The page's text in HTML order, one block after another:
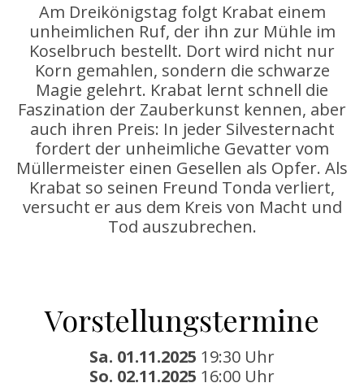
Am Dreikönigstag folgt Krabat einem
unheimlichen Ruf, der ihn zur Mühle im
Koselbruch bestellt. Dort wird nicht nur
Korn gemahlen, sondern die schwarze
Magie gelehrt. Krabat lernt schnell die
Faszination der Zauberkunst kennen, aber
auch ihren Preis: In jeder Silvesternacht
fordert der unheimliche Gevatter vom
Müllermeister einen Gesellen als Opfer. Als
Krabat so seinen Freund Tonda verliert,
versucht er aus dem Kreis von Macht und
Tod auszubrechen.
Vorstellungstermine
Sa. 01.11.2025 19:30 Uhr
So. 02.11.2025 16:00 Uhr